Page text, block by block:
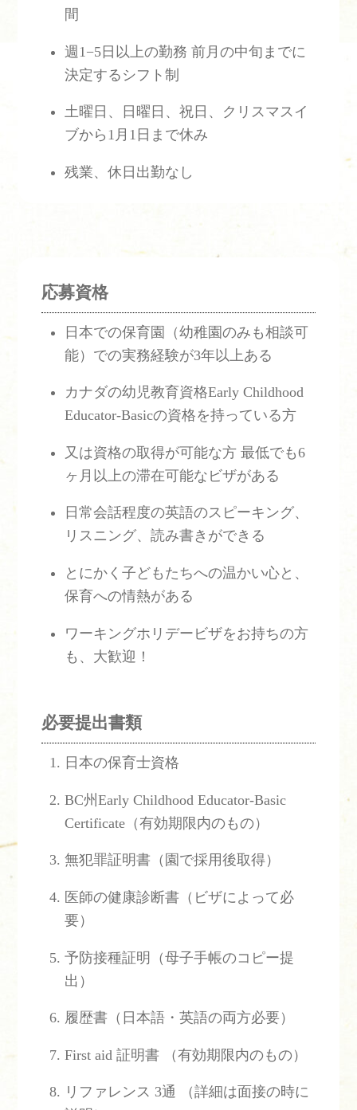
間
週1−5日以上の勤務 前月の中旬までに
決定するシフト制
土曜日、日曜日、祝日、クリスマスイ
ブから1月1日まで休み
残業、休日出勤なし
応募資格
日本での保育園（幼稚園のみも相談可
能）での実務経験が3年以上ある
カナダの幼児教育資格Early Childhood
Educator-Basicの資格を持っている方
又は資格の取得が可能な方 最低でも6
ヶ月以上の滞在可能なビザがある
日常会話程度の英語のスピーキング、
リスニング、読み書きができる
とにかく子どもたちへの温かい心と、
保育への情熱がある
ワーキングホリデービザをお持ちの方
も、大歓迎！
必要提出書類
日本の保育士資格
BC州Early Childhood Educator-Basic
Certificate（有効期限内のもの）
無犯罪証明書（園で採用後取得）
医師の健康診断書（ビザによって必
要）
予防接種証明（母子手帳のコピー提
出）
履歴書（日本語・英語の両方必要）
First aid 証明書 （有効期限内のもの）
リファレンス 3通 （詳細は面接の時に